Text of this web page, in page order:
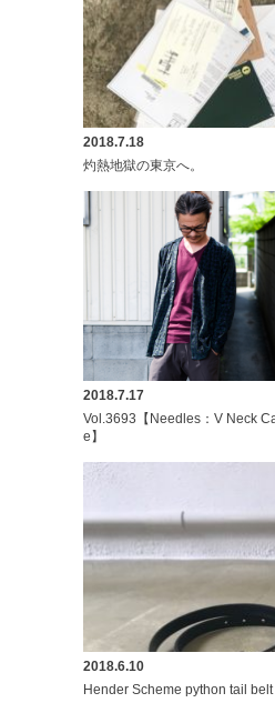
2018.7.18
灼熱地獄の東京へ。
2018.7.17
Vol.3693【Needles：V Neck
e】
2018.6.10
Hender Scheme python tail belt